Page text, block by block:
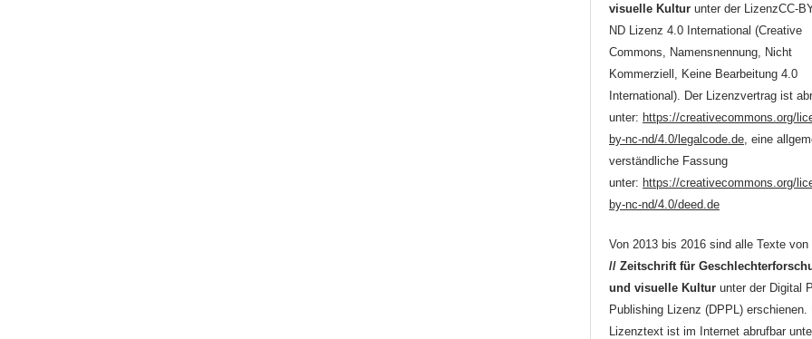
visuelle Kultur unter der LizenzCC-
ND Lizenz 4.0 International (Creative
Commons, Namensnennung, Nicht
Kommerziell, Keine Bearbeitung 4.0
International). Der Lizenzvertrag ist
unter: https://creativecommons.org/
by-nc-nd/4.0/legalcode.de , eine
verständliche Fassung
unter: https://creativecommons.org/
by-nc-nd/4.0/deed.de
Von 2013 bis 2016 sind alle Texte von
// Zeitschrift für
und visuelle Kultur unter der Digital
Publishing Lizenz (DPPL) erschienen.
Lizenztext ist im Internet abrufbar